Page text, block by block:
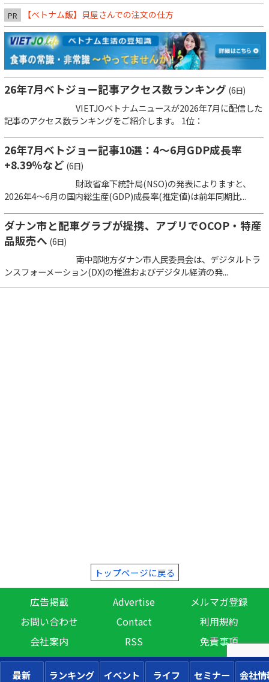
PR 【ベトナム飯】貝屋さんでの注文の仕方
26年7月ベトジョー記事アクセス数ランキング (6日)
VIETJOベトナムニュースが2026年7月に配信した
記事のアクセス数ランキングをご紹介します。 1位：
26年7月ベトジョー記事10選：4～6月GDP成長率
+8.39％など (6日)
財政省傘下統計局(NSO)の発表によりますと、
2026年4～6月の国内総生産(GDP)成長率(推定値)は前年同期比...
ダナン市と配車グラブが提携、アプリでOCOP・特産
品販売へ (6日)
南中部地方ダナン市人民委員会は、デジタルトラ
ンスフォーメーション(DX)の推進およびデジタル経済の発...
トップページに戻る
広告掲載 Advertise
メルマガ登録
お問い合わせ
Contact
利用規約
会社案内
RSS 免責事項
最新 ランキング イベント ライフ セミナー 会社